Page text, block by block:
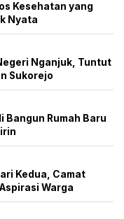
Kesehatan yang
Nyata
Nganjuk, Tuntut
Sukorejo
Bangun Rumah Baru
Kedua, Camat
Warga